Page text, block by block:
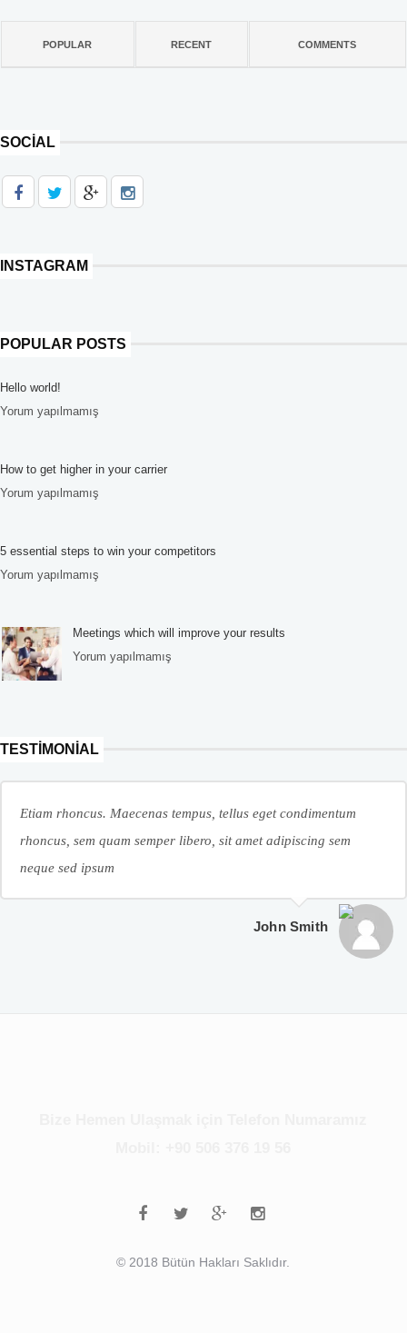
POPULAR RECENT COMMENTS
SOCIAL
INSTAGRAM
POPULAR POSTS
Hello world!
Yorum yapılmamış
How to get higher in your carrier
Yorum yapılmamış
5 essential steps to win your competitors
Yorum yapılmamış
Meetings which will improve your results
Yorum yapılmamış
TESTIMONIAL
Etiam rhoncus. Maecenas tempus, tellus eget condimentum
rhoncus, sem quam semper libero, sit amet adipiscing sem
neque sed ipsum
John Smith
© 2018 Bütün Hakları Saklıdır.